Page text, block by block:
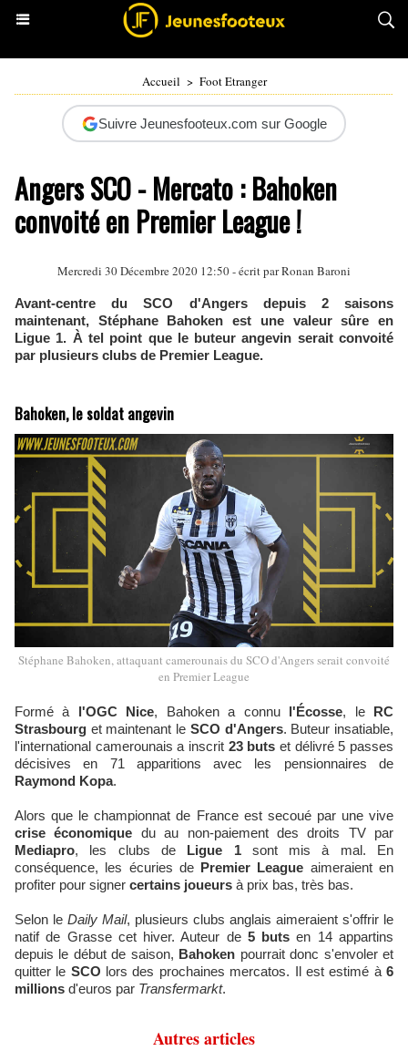
Accueil > Foot Etranger
Suivre Jeunesfooteux.com sur Google
Angers SCO - Mercato : Bahoken
convoité en Premier League !
Mercredi 30 Décembre 2020 12:50 - écrit parRonan Baroni
Avant-centre du SCO d'Angers depuis 2 saisons
maintenant, Stéphane Bahoken est une valeur sûre en
Ligue 1. À tel point que le buteur angevin serait convoité
par plusieurs clubs de Premier League.
Bahoken, le soldat angevin
Stéphane Bahoken, attaquant camerounais du SCO d'Angers serait convoité
en Premier League
Formé à l'OGC Nice, Bahoken a connu l'Écosse, le RC
Strasbourg et maintenant le SCO d'Angers. Buteur insatiable,
l'international camerounais a inscrit 23 buts et délivré 5 passes
décisives en 71 apparitions avec les pensionnaires de
Raymond Kopa.
Alors que le championnat de France est secoué par une vive
crise économique du au non-paiement des droits TV par
Mediapro, les clubs de Ligue 1sont mis à mal. En
conséquence, les écuries de Premier League aimeraient en
profiter pour signer certains joueurs à prix bas, très bas.
Selon le Daily Mail, plusieurs clubs anglais aimeraient s'offrir le
natif de Grasse cet hiver. Auteur de 5 buts en 14 appartins
depuis le début de saison, Bahoken pourrait donc s'envoler et
quitter le SCO lors des prochaines mercatos. Il est estimé à6
millions d'euros par Transfermarkt.
Autres articles